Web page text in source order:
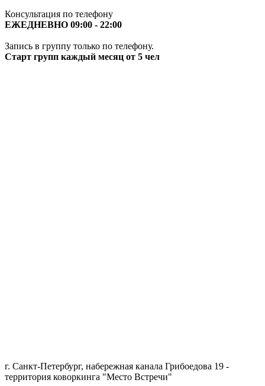
Консультация по телефону
ЕЖЕДНЕВНО 09:00 - 22:00
Запись в группу только по телефону.
Старт групп каждый месяц от 5 чел
г. Санкт-Петербург, набережная канала Грибоедова 19 -
территория коворкинга "Место Встречи"